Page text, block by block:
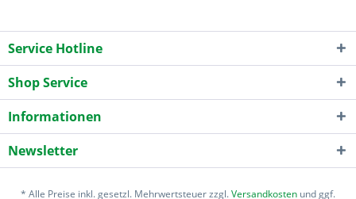
Service Hotline
Shop Service
Informationen
Newsletter
* Alle Preise inkl. gesetzl. Mehrwertsteuer zzgl.Versandkosten und ggf.